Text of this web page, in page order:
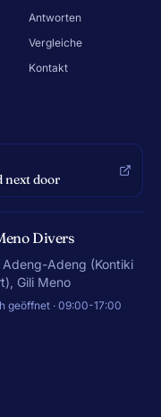
Antworten
Vergleiche
Kontakt
next door
Divers
Adeng-Adeng (Kontiki
Gili Meno
geöffnet · 09:00-17:00